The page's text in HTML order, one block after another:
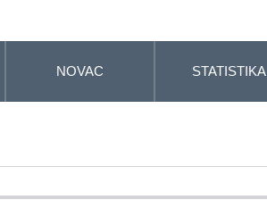
NOVAC STATISTIKA